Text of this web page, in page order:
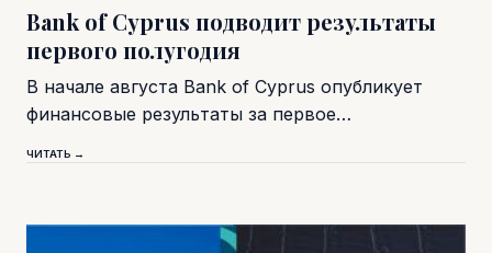
Bank of Cyprus подводит результаты
первого полугодия
В начале августа Bank of Cyprus опубликует
финансовые результаты за первое…
ЧИТАТЬ →